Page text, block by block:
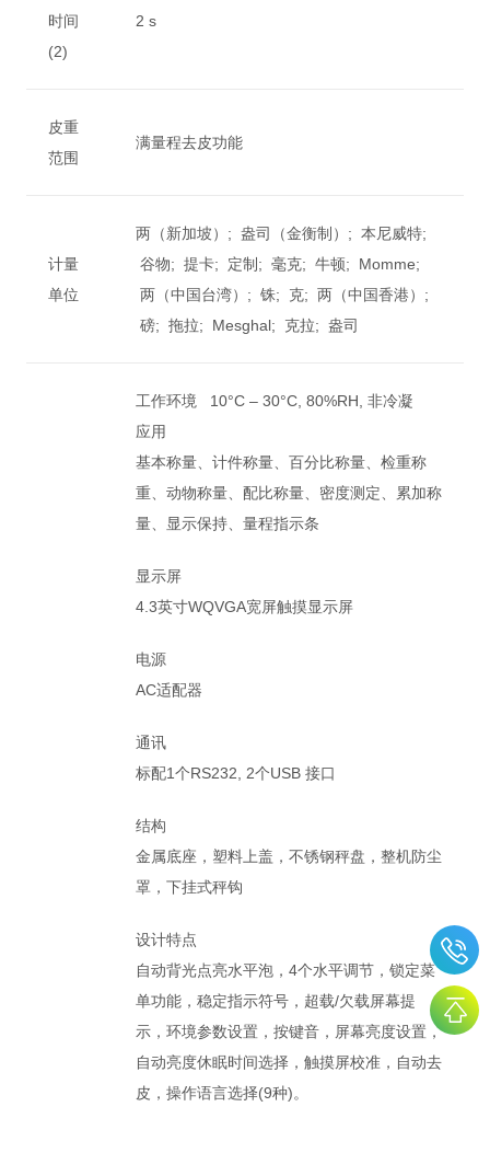
时间
(2)
2 s
皮重
范围
满量程去皮功能
计量
单位
两（新加坡）; 盎司（金衡制）; 本尼威特;
谷物; 提卡; 定制; 毫克; 牛顿; Momme;
两（中国台湾）; 铢; 克; 两（中国香港）;
磅; 拖拉; Mesghal; 克拉; 盎司
工作环境 10°C – 30°C, 80%RH, 非冷凝
应用
基本称量、计件称量、百分比称量、检重称
重、动物称量、配比称量、密度测定、累加称
量、显示保持、量程指示条
显示屏
4.3英寸WQVGA宽屏触摸显示屏
电源
AC适配器
通讯
标配1个RS232, 2个USB 接口
结构
金属底座，塑料上盖，不锈钢秤盘，整机防尘
罩，下挂式秤钩
设计特点
自动背光点亮水平泡，4个水平调节，锁定菜
单功能，稳定指示符号，超载/欠载屏幕提
示，环境参数设置，按键音，屏幕亮度设置，
自动亮度休眠时间选择，触摸屏校准，自动去
皮，操作语言选择(9种)。